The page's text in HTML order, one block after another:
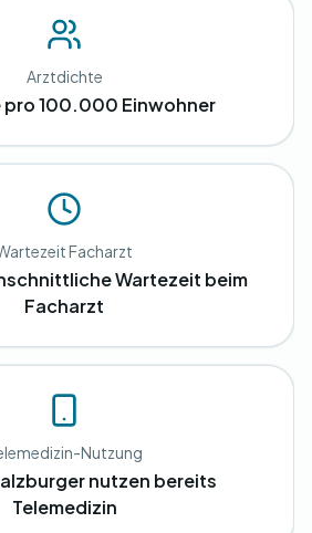
Arztdichte
pro 100.000 Einwohner
Facharzt
Wartezeit beim
Facharzt
Nutzung
nutzen bereits
Telemedizin